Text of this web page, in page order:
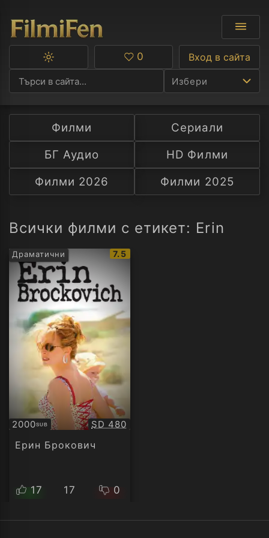
Избери
Ф
С
А
Превключване
тъмна
тема
Любими
0 Вход в сайта
Филми
Сериали
БГ Аудио
HD Филми
Филми 2026
Филми 2025
Всички филми с етикет: Erin
Драматични
IMDb
7.5
2000SUB
Субтитри Качество:
SD 480
Ерин Брокович
17 17 0